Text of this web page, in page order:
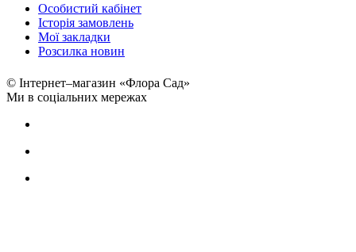
Особистий кабінет
Історія замовлень
Мої закладки
Розсилка новин
© Інтернет–магазин «Флора Сад»
Ми в соціальних мережах